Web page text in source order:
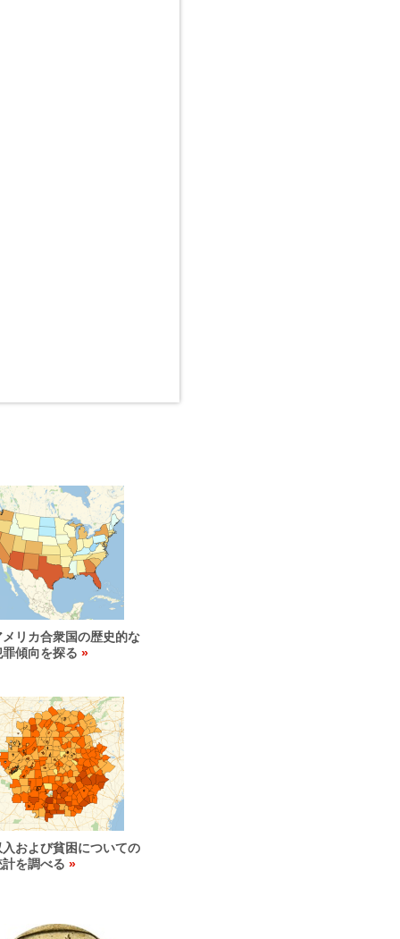
メリカ合衆国の歴史的な
罪傾向を探る
入および貧困についての
計を調べる